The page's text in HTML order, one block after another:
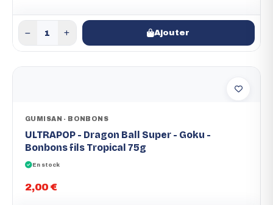
Ajouter
GUMISAN - BONBONS
ULTRAPOP - Dragon Ball Super - Goku -
Bonbons fils Tropical 75g
En stock
2,00 €